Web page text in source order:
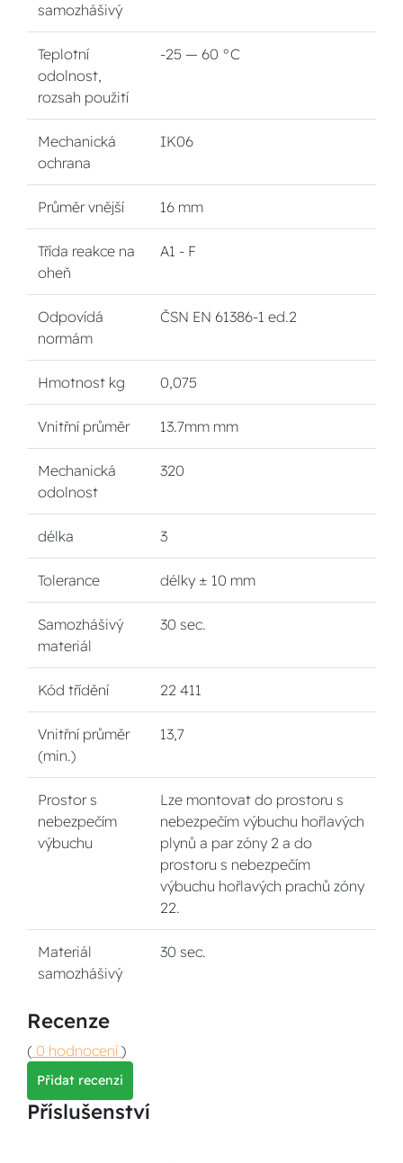
samozhášivý
Teplotní
odolnost,
rozsah použití
-25 — 60 °C
Mechanická
ochrana
IK06
Průměr vnější 16 mm
Třída reakce na
oheň
A1 - F
Odpovídá
normám
ČSN EN 61386-1 ed.2
Hmotnost kg 0,075
Vnitřní průměr 13.7mm mm
Mechanická
odolnost
320
délka 3
Tolerance délky ± 10 mm
Samozhášivý
materiál
30 sec.
Kód třídění 22 411
Vnitřní průměr
(min.)
13,7
Prostor s
nebezpečím
výbuchu
Lze montovat do prostoru s
nebezpečím výbuchu hořlavých
plynů a par zóny 2 a do
prostoru s nebezpečím
výbuchu hořlavých prachů zóny
22.
Materiál
samozhášivý
30 sec.
Recenze
( 0 hodnocení )
Přidat recenzi
Příslušenství